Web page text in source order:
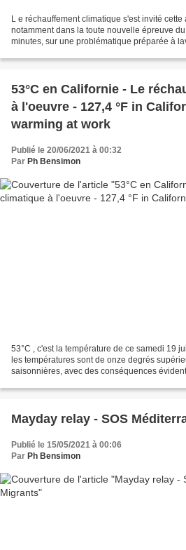
L e réchauffement climatique s'est invité
notamment dans la toute nouvelle épreuve
minutes, sur une problématique préparée à
53°C en Californie - Le
à l'oeuvre - 127,4 °F in
warming at work
Publié le 20/06/2021 à 00:32
Par Ph Bensimon
53°C , c'est la température de ce samedi 19
les températures sont de onze degrés
saisonnières, avec des conséquences
Mayday relay - SOS
Publié le 15/05/2021 à 00:06
Par Ph Bensimon